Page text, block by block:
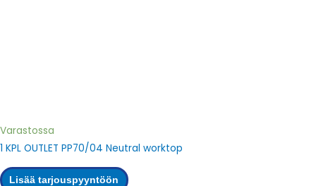
Varastossa
1 KPL OUTLET PP70/04 Neutral worktop
Lisää tarjouspyyntöön